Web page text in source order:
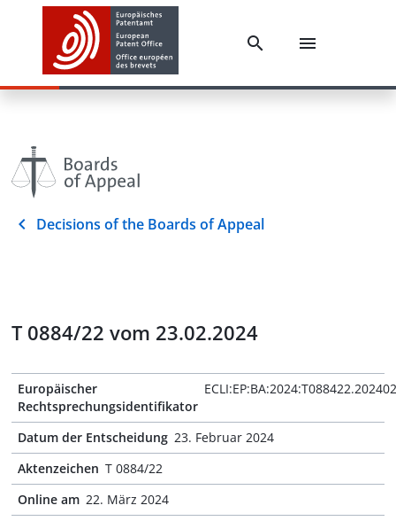
Decisions of the Boards of Appeal
T 0884/22 vom 23.02.2024
Europäischer
Rechtsprechungsidentifikator
Datum der Entscheidung 23. Februar 2024
Aktenzeichen T 0884/22
Online am 22. März 2024